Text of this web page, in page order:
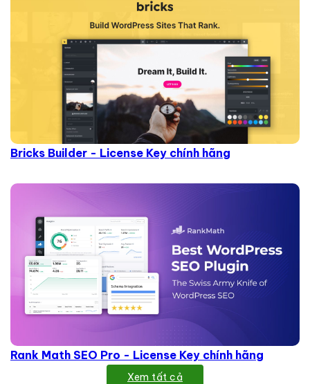
Bricks Builder - License Key chính hãng
Rank Math SEO Pro - License Key chính hãng
Xem tất cả